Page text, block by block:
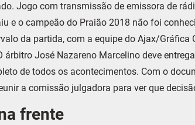
Jogo com transmissão de emissora de
e o campeão do Praião 2018 não foi
da partida, com a equipe do Ajax/Gráfica
árbitro José Nazareno Marcelino deve
de todos os acontecimentos. Com o
a comissão julgadora para ver que
frente